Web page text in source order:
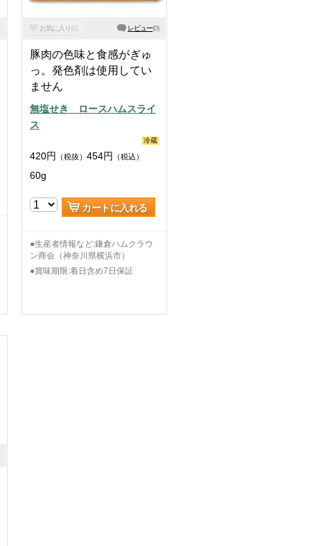
お気に入り(0) レビュー(0)
豚肉の色味と食感がぎゅ
っ。発色剤は使用してい
ません
無塩せき ロースハムスライ
ス
冷蔵
420円 （税抜） 454円 （税込）
60g
カートに入れる
●生産者情報など:鎌倉ハムクラウ
ン商会（神奈川県横浜市）
●賞味期限:着日含め7日保証